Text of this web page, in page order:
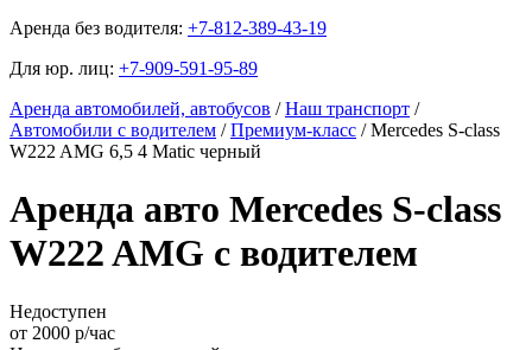
Аренда без водителя: +7-812-389-43-19
Для юр. лиц: +7-909-591-95-89
Аренда автомобилей, автобусов /Наш транспорт /
Автомобили с водителем /Премиум-класс / Mercedes S-сlass
W222 AMG 6,5 4 Matic черный
Аренда авто Mercedes S-сlass
W222 AMG с водителем
Недоступен
от 2000 р/час